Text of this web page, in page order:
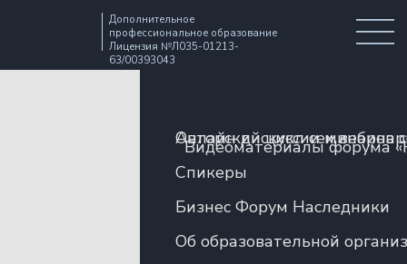
Дополнительное
профессиональное образование
Лицензия №Л035-01213-
63/00393043
Спикеры
Об образовательной
Бизнес Форум Наследники
Авторский цикл семинаров
Онлайн дискуссии и
Видеоматериалы форума